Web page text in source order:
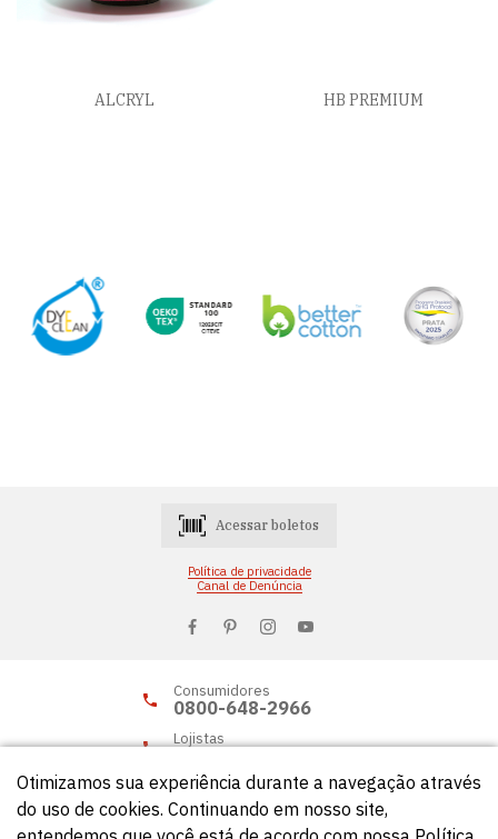
ALCRYL HB PREMIUM
Acessar boletos
Política de privacidade
Canal de Denúncia
Consumidores
0800-648-2966
Lojistas
Otimizamos sua experiência durante a navegação através
do uso de cookies. Continuando em nosso site,